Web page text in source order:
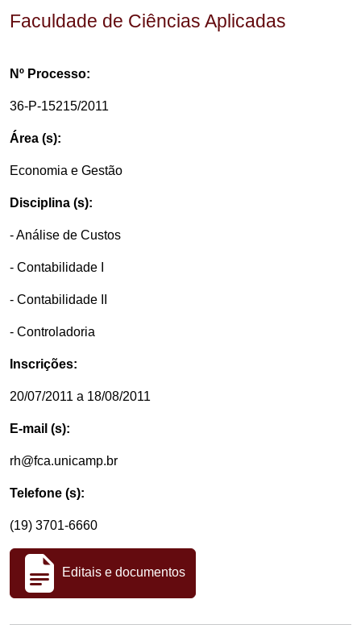
Faculdade de Ciências Aplicadas
Nº Processo:
36-P-15215/2011
Área (s):
Economia e Gestão
Disciplina (s):
- Análise de Custos
- Contabilidade I
- Contabilidade II
- Controladoria
Inscrições:
20/07/2011 a 18/08/2011
E-mail (s):
rh@fca.unicamp.br
Telefone (s):
(19) 3701-6660
Editais e documentos